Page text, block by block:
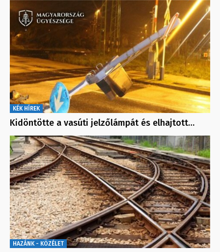
KÉK HÍREK
Kidöntötte a vasúti jelzőlámpát és elhajtott…
HAZÁNK - KÖZÉLET